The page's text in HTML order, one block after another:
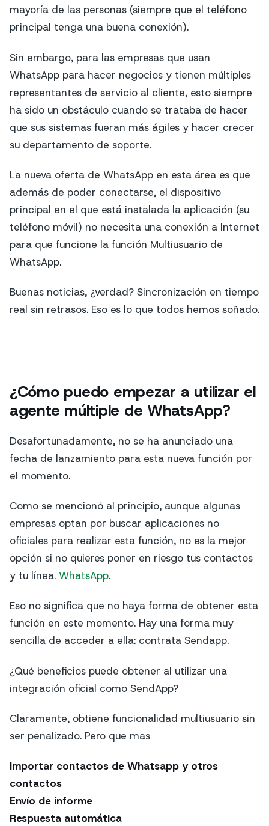
mayoría de las personas (siempre que el teléfono
principal tenga una buena conexión).
Sin embargo, para las empresas que usan
WhatsApp para hacer negocios y tienen múltiples
representantes de servicio al cliente, esto siempre
ha sido un obstáculo cuando se trataba de hacer
que sus sistemas fueran más ágiles y hacer crecer
su departamento de soporte.
La nueva oferta de WhatsApp en esta área es que
además de poder conectarse, el dispositivo
principal en el que está instalada la aplicación (su
teléfono móvil) no necesita una conexión a Internet
para que funcione la función Multiusuario de
WhatsApp.
Buenas noticias, ¿verdad? Sincronización en tiempo
real sin retrasos. Eso es lo que todos hemos soñado.
¿Cómo puedo empezar a utilizar el
agente múltiple de WhatsApp?
Desafortunadamente, no se ha anunciado una
fecha de lanzamiento para esta nueva función por
el momento.
Como se mencionó al principio, aunque algunas
empresas optan por buscar aplicaciones no
oficiales para realizar esta función, no es la mejor
opción si no quieres poner en riesgo tus contactos
y tu línea. WhatsApp.
Eso no significa que no haya forma de obtener esta
función en este momento. Hay una forma muy
sencilla de acceder a ella: contrata Sendapp.
¿Qué beneficios puede obtener al utilizar una
integración oficial como SendApp?
Claramente, obtiene funcionalidad multiusuario sin
ser penalizado. Pero que mas
Importar contactos de Whatsapp y otros
contactos
Envío de informe
Respuesta automática